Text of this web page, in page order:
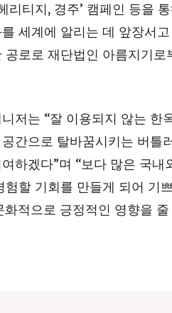
리티지, 경주’ 캠페인 등을
세계에 알리는 데 앞장서
로로 재단법인 아름지기로
저는 “잘 이용되지 않는 한
간으로 탈바꿈시키는 버틀
하겠다”며 “보다 많은 국내
할 기회를 만들게 되어 기
적으로 긍정적인 영향을